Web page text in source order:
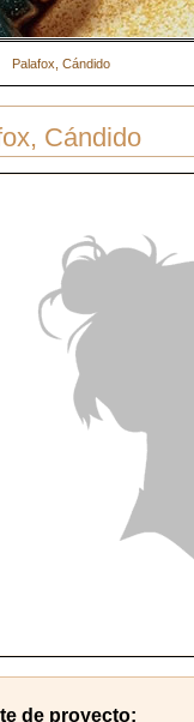
Palafox, Cándido
Cándido
de proyecto: